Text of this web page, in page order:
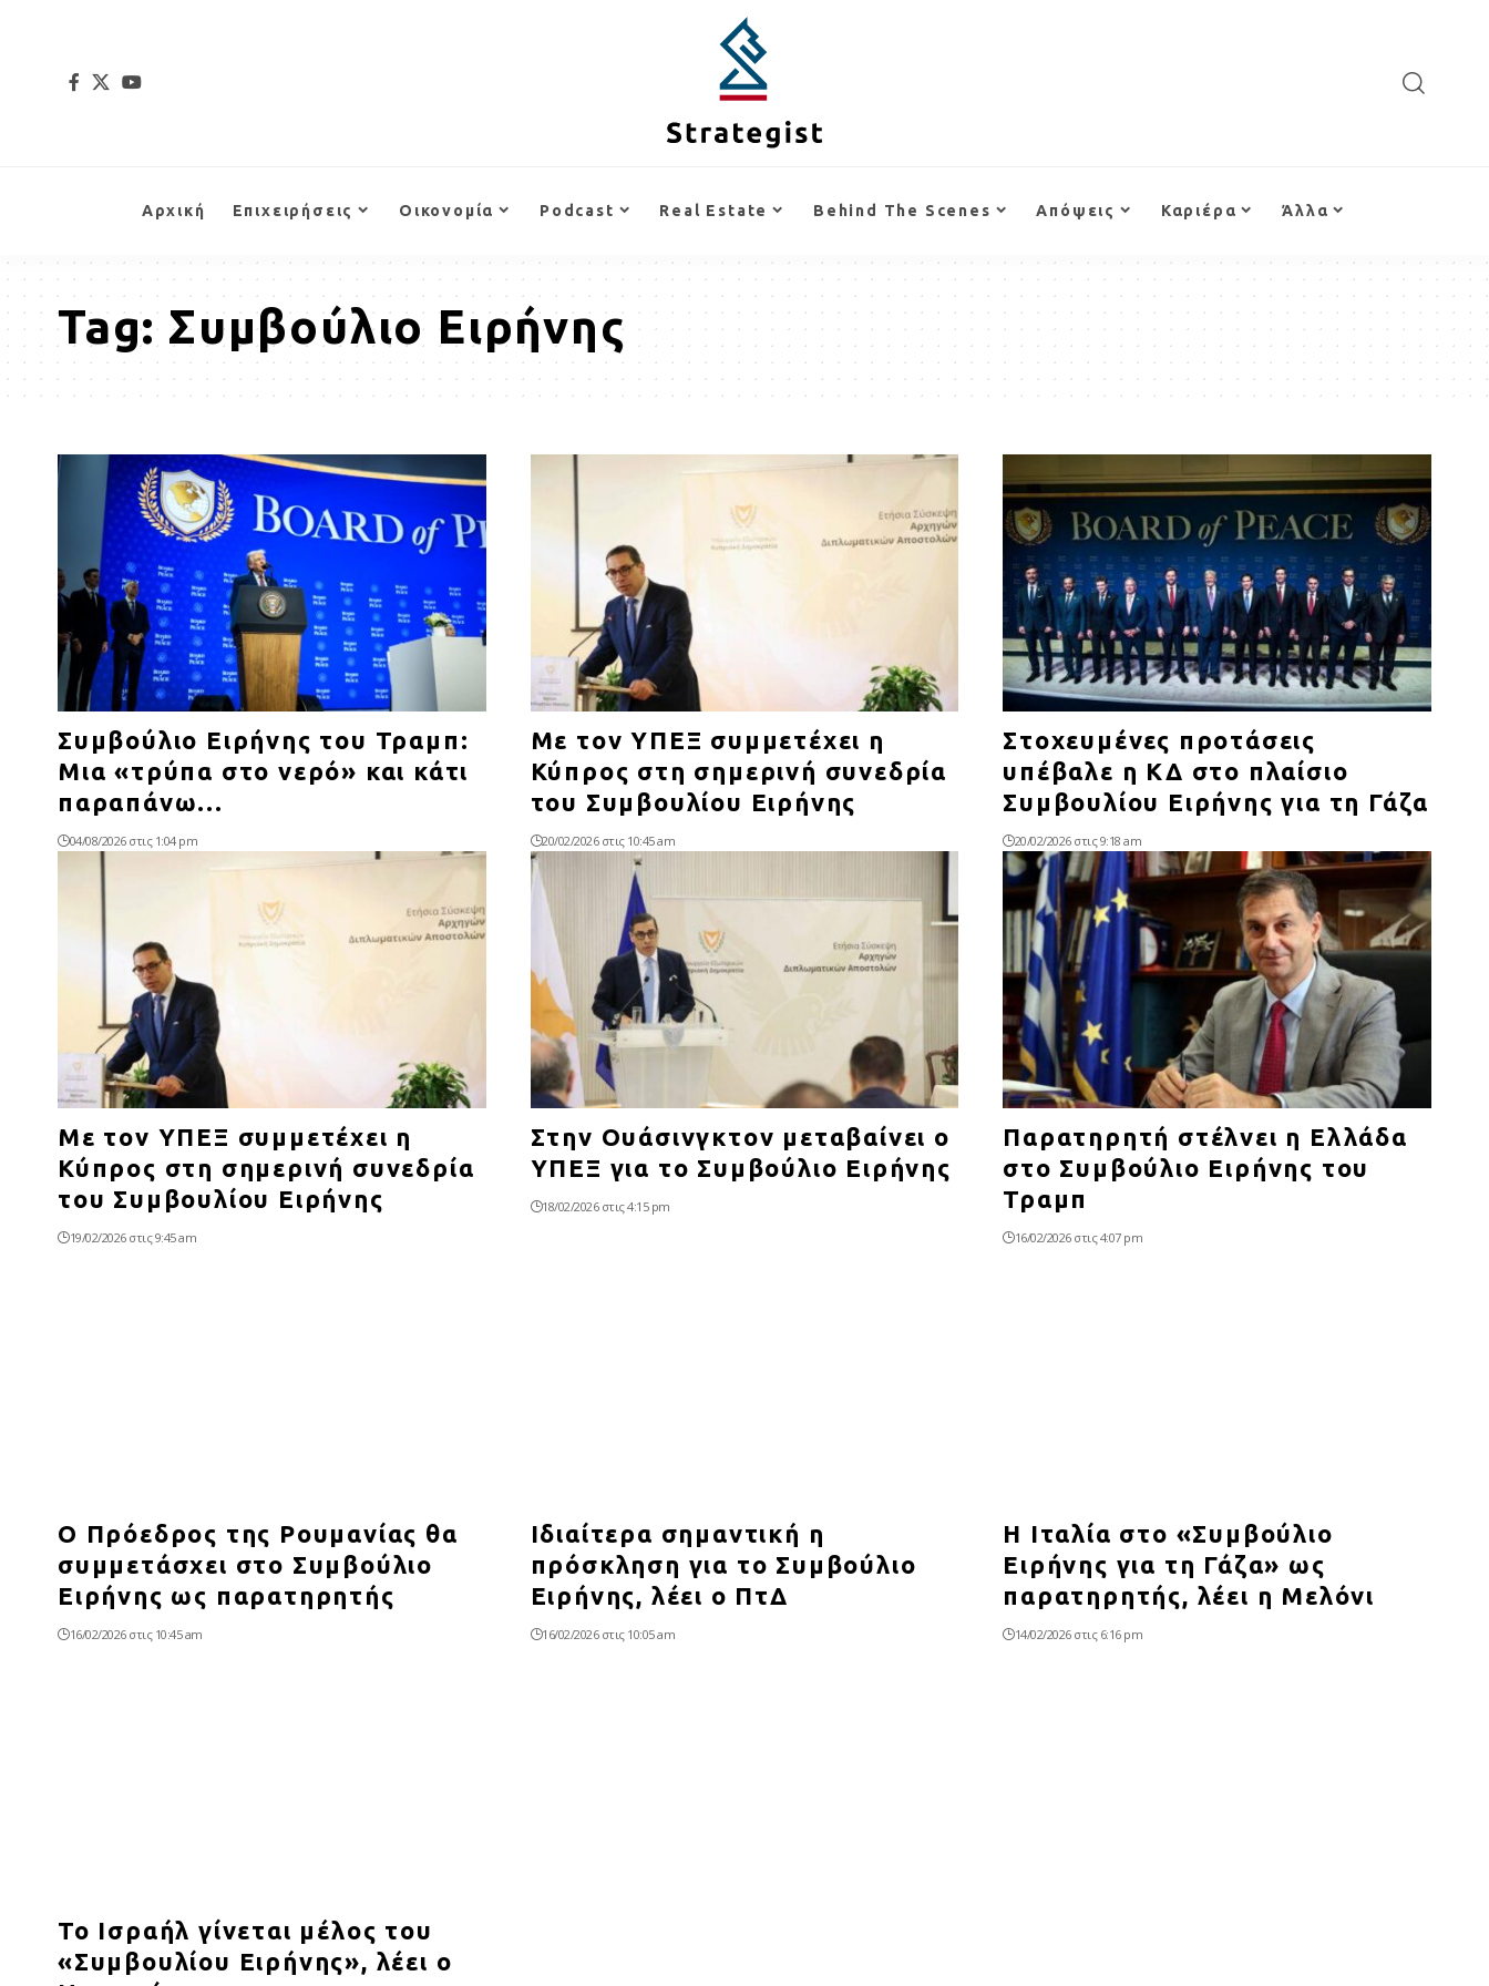
Αρχική Επιχειρήσεις Οικονομία Podcast Real Estate Behind The Scenes Απόψεις Καριέρα Άλλα
Tag: Συμβούλιο Ειρήνης
Συμβούλιο Ειρήνης του Τραμπ:
Μια «τρύπα στο νερό» και κάτι
παραπάνω…
04/08/2026 στις 1:04 pm
Με τον ΥΠΕΞ συμμετέχει η
Κύπρος στη σημερινή συνεδρία
του Συμβουλίου Ειρήνης
20/02/2026 στις 10:45 am
Στοχευμένες προτάσεις
υπέβαλε η ΚΔ στο πλαίσιο
Συμβουλίου Ειρήνης για τη Γάζα
20/02/2026 στις 9:18 am
Με τον ΥΠΕΞ συμμετέχει η
Κύπρος στη σημερινή συνεδρία
του Συμβουλίου Ειρήνης
19/02/2026 στις 9:45 am
Στην Ουάσινγκτον μεταβαίνει ο
ΥΠΕΞ για το Συμβούλιο Ειρήνης
18/02/2026 στις 4:15 pm
Παρατηρητή στέλνει η Ελλάδα
στο Συμβούλιο Ειρήνης του
Τραμπ
16/02/2026 στις 4:07 pm
Ο Πρόεδρος της Ρουμανίας θα
συμμετάσχει στο Συμβούλιο
Ειρήνης ως παρατηρητής
16/02/2026 στις 10:45 am
Ιδιαίτερα σημαντική η
πρόσκληση για το Συμβούλιο
Ειρήνης, λέει ο ΠτΔ
16/02/2026 στις 10:05 am
Η Ιταλία στο «Συμβούλιο
Ειρήνης για τη Γάζα» ως
παρατηρητής, λέει η Μελόνι
14/02/2026 στις 6:16 pm
Το Ισραήλ γίνεται μέλος του
«Συμβουλίου Ειρήνης», λέει ο